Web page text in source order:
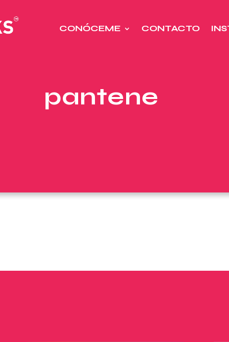
CONÓCEME CONTACTO
pantene